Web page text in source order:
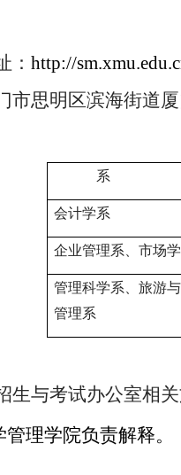
： http://
市思明区滨海街道
系
会计学系
企业管理系、市场
管理科学系、旅游
管理系
生与考试办公室相
理学院负责解释。